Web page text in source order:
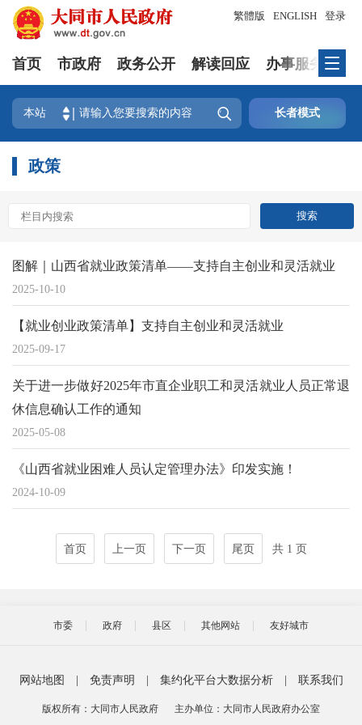
登录
繁體版 ENGLISH
首页 市政府 政务公开 解读回应 办事服务
本站  长者模式
政策
图解｜山西省就业政策清单——支持自主创业和灵活就业
2025-10-10
【就业创业政策清单】支持自主创业和灵活就业
2025-09-17
关于进一步做好2025年市直企业职工和灵活就业人员正常退
休信息确认工作的通知
2025-05-08
《山西省就业困难人员认定管理办法》印发实施！
2024-10-09
首页 上一页 下一页 尾页 共 1 页
市委 政府 县区 其他网站 友好城市
网站地图 免责声明 集约化平台大数据分析 联系我们
版权所有：大同市人民政府
主办单位：大同市人民政府办公室